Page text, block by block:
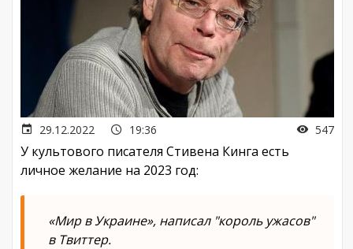
29.12.2022 19:36 547
У культового писателя Стивена Кинга есть
личное желание на 2023 год:
«Мир в Украине», написал "король ужасов"
в Твиттер.